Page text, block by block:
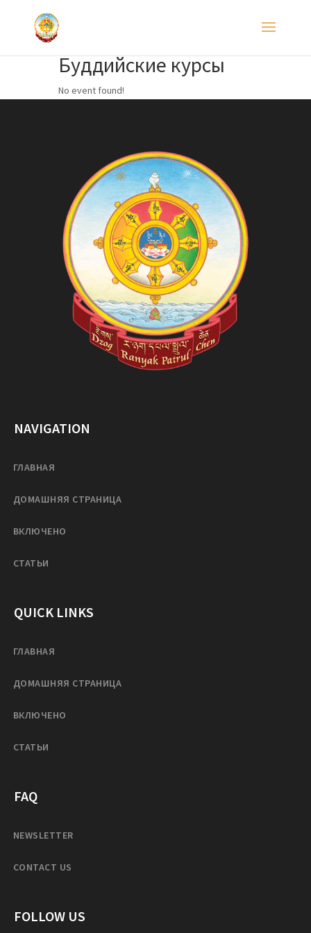
Буддийские курсы
No event found!
NAVIGATION
ГЛАВНАЯ
ДОМАШНЯЯ СТРАНИЦА
ВКЛЮЧЕНО
СТАТЬИ
QUICK LINKS
ГЛАВНАЯ
ДОМАШНЯЯ СТРАНИЦА
ВКЛЮЧЕНО
СТАТЬИ
FAQ
NEWSLETTER
CONTACT US
FOLLOW US